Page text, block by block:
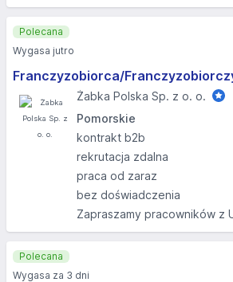
Franczyzobiorca/
Żabka Polska Sp. z o. o.
Pomorskie
kontrakt b2b
rekrutacja zdalna
praca od zaraz
bez doświadczenia
Zapraszamy pracowników z
Polecana
Wygasa jutro
Polecana
Wygasa za 3 dni